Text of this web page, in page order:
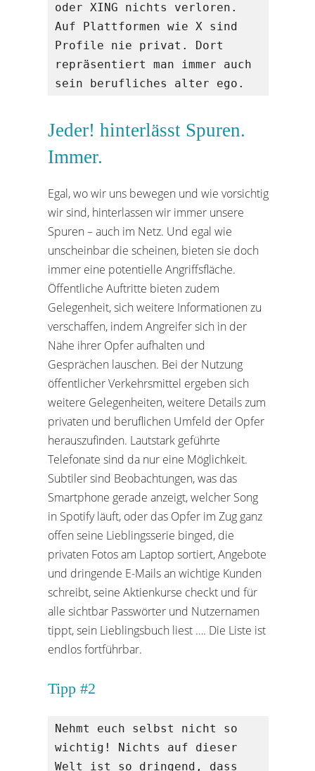
oder XING nichts verloren.
Auf Plattformen wie X sind
Profile nie privat. Dort
repräsentiert man immer auch
sein berufliches alter ego.
Jeder! hinterlässt Spuren.
Immer.
Egal, wo wir uns bewegen und wie vorsichtig
wir sind, hinterlassen wir immer unsere
Spuren – auch im Netz. Und egal wie
unscheinbar die scheinen, bieten sie doch
immer eine potentielle Angriffsfläche.
Öffentliche Auftritte bieten zudem
Gelegenheit, sich weitere Informationen zu
verschaffen, indem Angreifer sich in der
Nähe ihrer Opfer aufhalten und
Gesprächen lauschen. Bei der Nutzung
öffentlicher Verkehrsmittel ergeben sich
weitere Gelegenheiten, weitere Details zum
privaten und beruflichen Umfeld der Opfer
herauszufinden. Lautstark geführte
Telefonate sind da nur eine Möglichkeit.
Subtiler sind Beobachtungen, was das
Smartphone gerade anzeigt, welcher Song
in Spotify läuft, oder das Opfer im Zug ganz
offen seine Lieblingsserie binged, die
privaten Fotos am Laptop sortiert, Angebote
und dringende E-Mails an wichtige Kunden
schreibt, seine Aktienkurse checkt und für
alle sichtbar Passwörter und Nutzernamen
tippt, sein Lieblingsbuch liest …. Die Liste ist
endlos fortführbar.
Tipp #2
Nehmt euch selbst nicht so
wichtig! Nichts auf dieser
Welt ist so dringend, dass